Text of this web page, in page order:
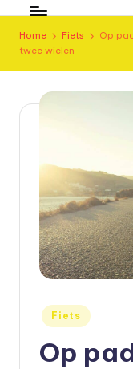
e
s
o
fi
Home Fiets
Op
twee wielen
Geplaatst
in
Fiets
Op